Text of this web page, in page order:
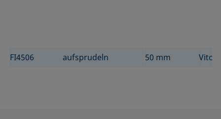
FI4506 aufsprudeln 50 mm Viton